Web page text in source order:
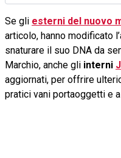
Se gli esterni del nuovo
articolo, hanno modificato
snaturare il suo DNA da
Marchio, anche gli interni
aggiornati, per offrire
pratici vani portaoggetti e